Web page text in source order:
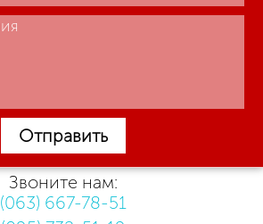
Отправить
Звоните нам:
(063) 667-78-51